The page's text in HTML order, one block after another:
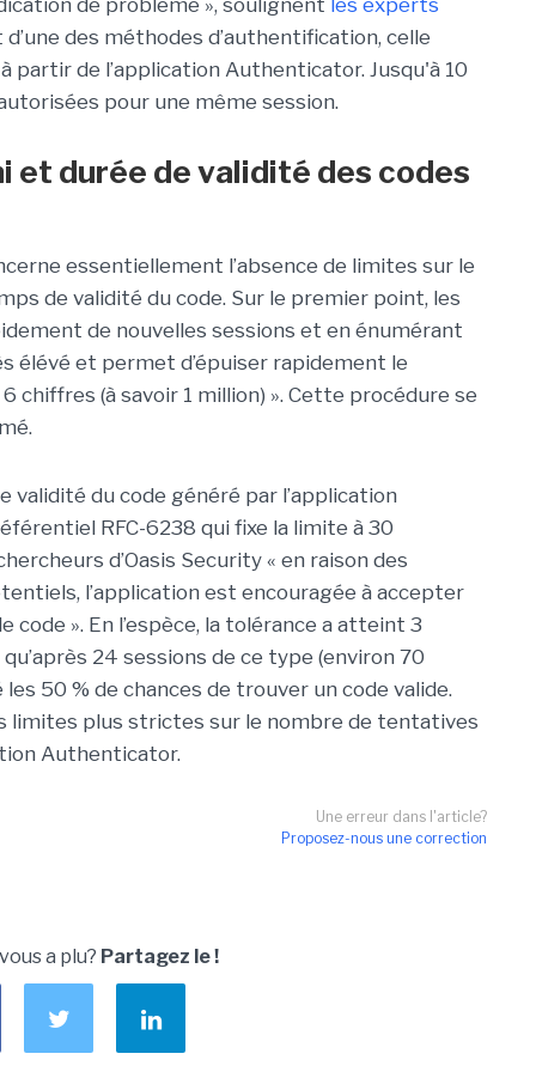
de problème », soulignent les experts
des méthodes d’authentification, celle
partir de l’application Authenticator. Jusqu'à 10
pour une même session.
et durée de validité des codes
essentiellement l’absence de limites sur le
de validité du code. Sur le premier point, les
de nouvelles sessions et en énumérant
élévé et permet d’épuiser rapidement le
chiffres (à savoir 1 million) ». Cette procédure se
validité du code généré par l’application
RFC-6238 qui fixe la limite à 30
d’Oasis Security « en raison des
l’application est encouragée à accepter
». En l’espèce, la tolérance a atteint 3
24 sessions de ce type (environ 70
50 % de chances de trouver un code valide.
limites plus strictes sur le nombre de tentatives
Authenticator.
Une erreur dans l'article?
Proposez-nous une correction
a plu? Partagez le !